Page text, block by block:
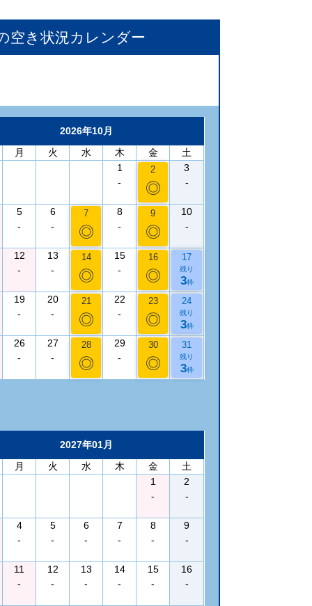
空き状況カレンダー
2026年10月
月
火 水 木 金
土
1
-
2
◎
3
-
5
-
6
-
7
◎
8
-
9
◎
10
-
12
-
13
-
14
◎
15
-
16
◎
17
残り
3枠
19
-
20
-
21
◎
22
-
23
◎
24
残り
3枠
26
-
27
-
28
◎
29
-
30
◎
31
残り
3枠
2027年01月
月
火 水 木 金
土
1
-
2
-
4
-
5
-
6
-
7
-
8
-
9
-
11
-
12
-
13
-
14
-
15
-
16
-